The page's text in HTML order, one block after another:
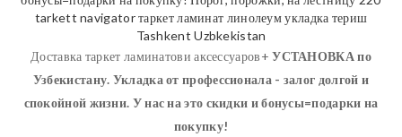
Доставка таркет ламинатови аксессуаров+УСТАНОВКАпо
Узбекистану. Укладка от профессионала - залог долгой и
спокойной жизни. У нас на это скидки и бонусы=подарки на
покупку!